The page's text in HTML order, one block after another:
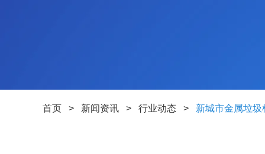
首页 > 新闻资讯 > 行业动态 > 新城市金属垃